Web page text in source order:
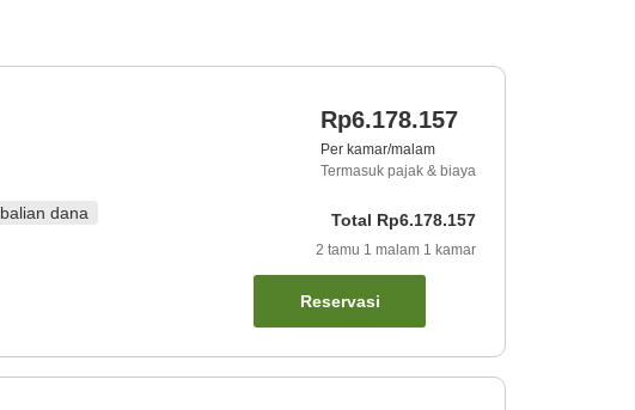
dana
Rp6.178.157
Per kamar/malam
Termasuk pajak & biaya
Total Rp6.178.157
2 tamu 1 malam 1 kamar
Reservasi